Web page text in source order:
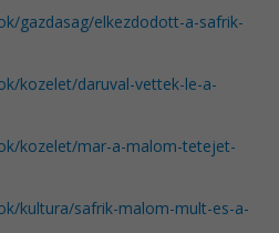
gazdasag/elkezdodott-a-safrik-
kozelet/daruval-vettek-le-a-
kozelet/mar-a-malom-tetejet-
kultura/safrik-malom-mult-es-a-